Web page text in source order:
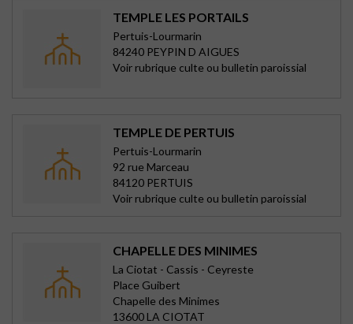
TEMPLE LES PORTAILS
Pertuis-Lourmarin
84240 PEYPIN D AIGUES
Voir rubrique culte ou bulletin paroissial
TEMPLE DE PERTUIS
Pertuis-Lourmarin
92 rue Marceau
84120 PERTUIS
Voir rubrique culte ou bulletin paroissial
CHAPELLE DES MINIMES
La Ciotat - Cassis - Ceyreste
Place Guibert
Chapelle des Minimes
13600 LA CIOTAT